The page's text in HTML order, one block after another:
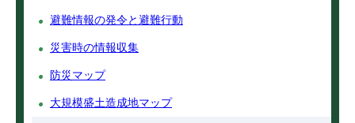
避難情報の発令と避難行動
災害時の情報収集
防災マップ
大規模盛土造成地マップ